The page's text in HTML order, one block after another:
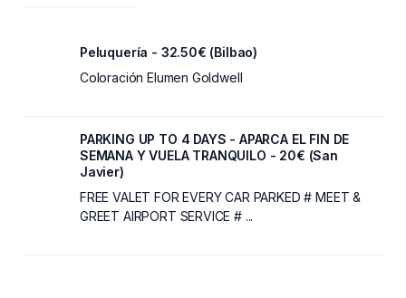
Peluquería - 32.50€ (Bilbao)
Coloración Elumen Goldwell
PARKING UP TO 4 DAYS - APARCA EL FIN DE
SEMANA Y VUELA TRANQUILO - 20€ (San
Javier)
FREE VALET FOR EVERY CAR PARKED # MEET &
GREET AIRPORT SERVICE # ...